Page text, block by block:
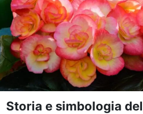
Storia e simbologia